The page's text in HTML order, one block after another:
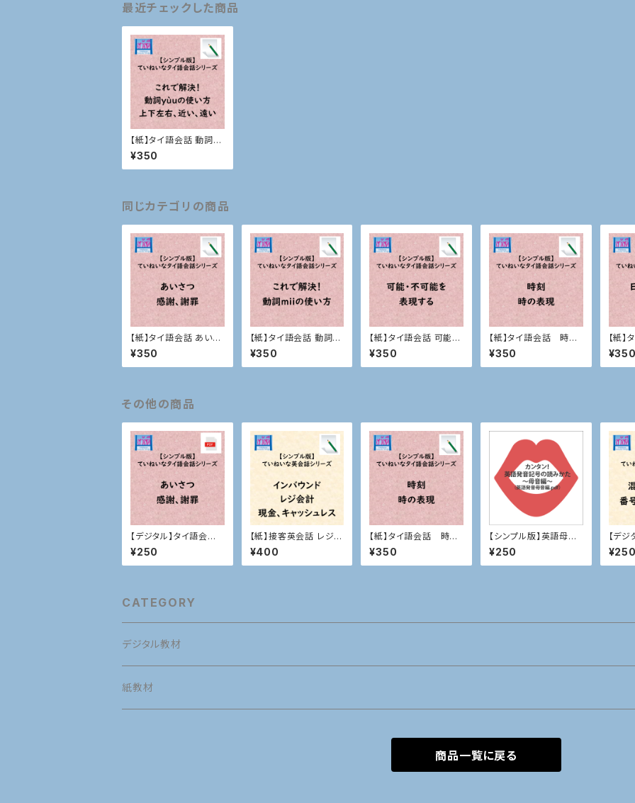
最近チェックした商品
【紙】タイ語会話 動詞yù
uの使い方、上下左右、
近い、遠いなど
¥350
同じカテゴリの商品
【紙】タイ語会話 あいさ
つ、感謝、謝罪
¥350
【紙】タイ語会話 動詞mi
iの使い方
¥350
【紙】タイ語会話 可能・
不可能を表現する
¥350
【紙】タイ語会話 時刻、
時の表現
¥350
【紙
月、週
その他の商品
【デジタル】タイ語会話
あいさつ、感謝、謝罪
¥250
【紙】接客英会話 レジ会
計
¥400
【紙】タイ語会話 時刻、
時の表現
¥350
【シンプル版】英語母音
編
¥250
【デ
雑時
券機
CATEGORY
デジタル教材
英語
紙教材
商品一覧に戻る